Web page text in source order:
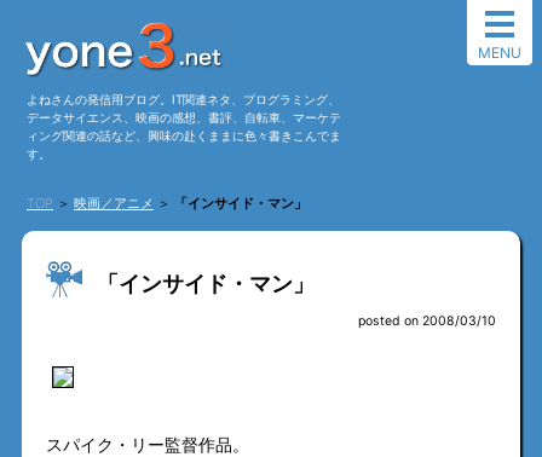
よねさんの発信用ブログ。IT関連ネタ、プログラミング、
データサイエンス、映画の感想、書評、自転車、マーケテ
ィング関連の話など、興味の赴くままに色々書きこんでま
す。
TOP ＞ 映画／アニメ ＞ 「インサイド・マン」
MENU
「インサイド・マン」
posted on 2008/03/10
スパイク・リー監督作品。